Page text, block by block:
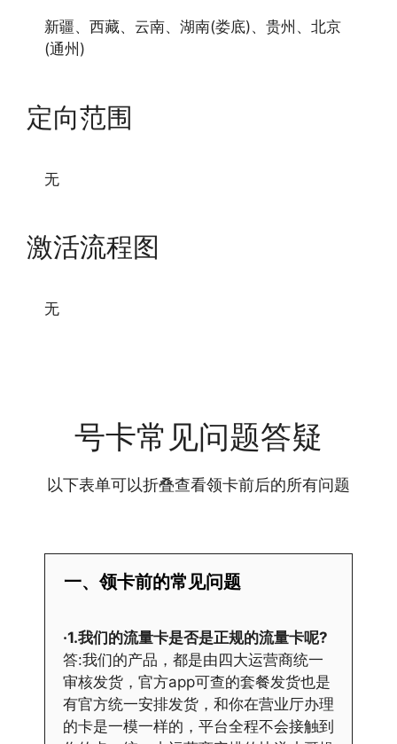
新疆、西藏、云南、湖南(娄底)、贵州、北京
(通州)
定向范围
无
激活流程图
无
号卡常见问题答疑
以下表单可以折叠查看领卡前后的所有问题
一、领卡前的常见问题
·1.我们的流量卡是否是正规的流量卡呢?
答:我们的产品，都是由四大运营商统一
审核发货，官方app可查的套餐发货也是
有官方统一安排发货，和你在营业厅办理
的卡是一模一样的，平台全程不会接触到